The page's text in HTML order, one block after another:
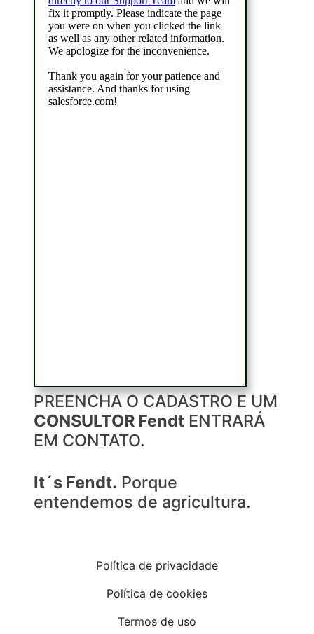
PREENCHA O CADASTRO E UM
CONSULTOR Fendt ENTRARÁ
EM CONTATO.
It´s Fendt. Porque
entendemos de agricultura.
Política de privacidade
Política de cookies
Termos de uso